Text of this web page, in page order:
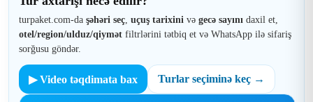
turpaket.com-da şəhəri seç, uçuş tarixini və gecə sayını daxil et,
otel/region/ulduz/qiymət filtrlərini tətbiq et və WhatsApp ilə sifariş
sorğusu göndər.
▶ Video təqdimata bax Turlar seçiminə keç →